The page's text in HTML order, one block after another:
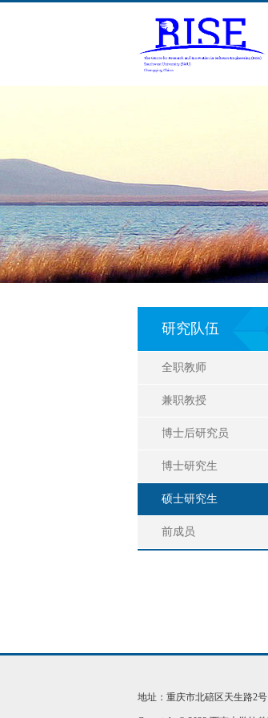
研究队伍
全职教师
兼职教授
博士后研究员
博士研究生
硕士研究生
前成员
地址：重庆市北碚区天生路2号